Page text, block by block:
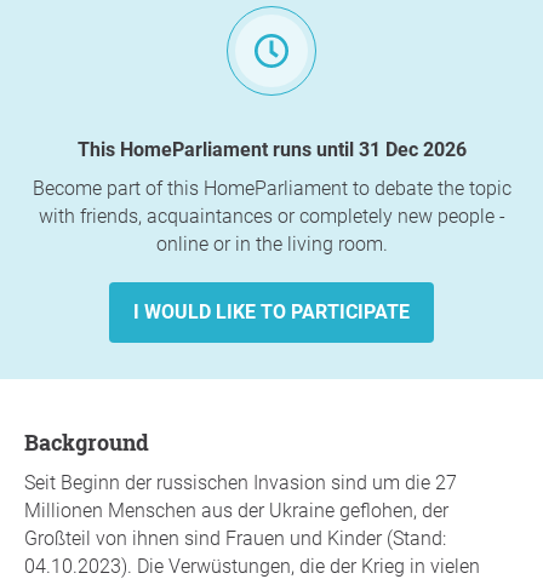
This HomeParliament runs until 31 Dec 2026
Become part of this HomeParliament to debate the topic
with friends, acquaintances or completely new people -
online or in the living room.
I WOULD LIKE TO PARTICIPATE
background
Seit Beginn der russischen Invasion sind um die 27
Millionen Menschen aus der Ukraine geflohen, der
Großteil von ihnen sind Frauen und Kinder (Stand:
04.10.2023). Die Verwüstungen, die der Krieg in vielen